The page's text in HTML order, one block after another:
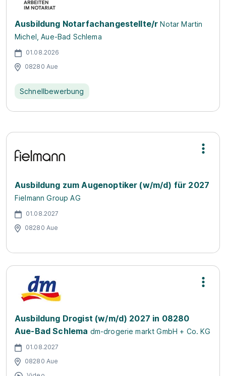
Ausbildung Notarfachangestellte/r Notar Martin
Michel, Aue-Bad Schlema
01.08.2026
08280 Aue
Schnellbewerbung
Ausbildung zum Augenoptiker (w/m/d) für 2027
Fielmann Group AG
01.08.2027
08280 Aue
Ausbildung Drogist (w/m/d) 2027 in 08280
Aue-Bad Schlema dm-drogerie markt GmbH + Co. KG
01.08.2027
08280 Aue